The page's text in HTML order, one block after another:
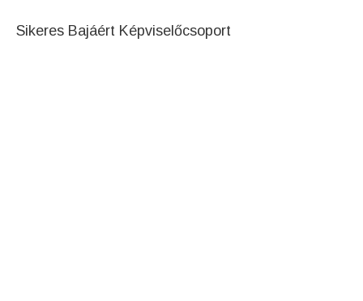
Sikeres Bajáért Képviselőcsoport